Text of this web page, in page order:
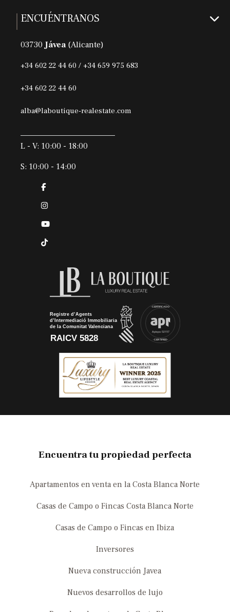
ENCUÉNTRANOS
03730Jávea(Alicante)
+34 602 22 44 60 / +34 659 975 683
+34 602 22 44 60
alba@laboutique-realestate.com
L - V: 10:00 - 18:00
S: 10:00 - 14:00
Encuentra tu propiedad perfecta
Apartamentos en venta en la Costa Blanca Norte
Casas de Campo o Fincas Costa Blanca Norte
Casas de Campo o Fincas en Ibiza
Inversores
Nueva construcción Javea
Nuevos desarrollos de lujo